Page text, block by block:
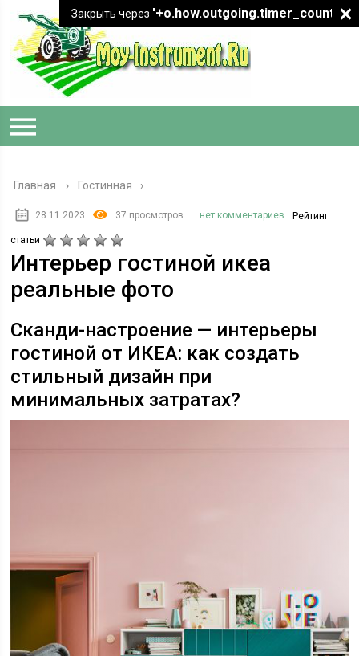
Главная › Гостинная
28.11.2023 37 просмотров нет комментариев Рейтинг
статьи
Интерьер гостиной икеа
реальные фото
Сканди-настроение — интерьеры
гостиной от ИКЕА: как создать
стильный дизайн при
минимальных затратах?
Закрыть через '+o.how.outgoing.timer_count+"